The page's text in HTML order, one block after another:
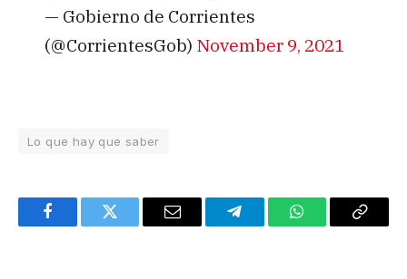
— Gobierno de Corrientes
(@CorrientesGob) November 9, 2021
Lo que hay que saber
FacebookTwitter Email TelegramWhatsAppCopy